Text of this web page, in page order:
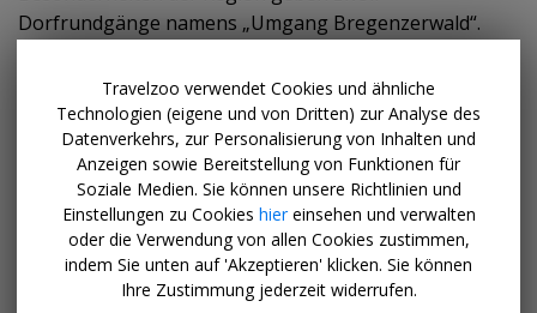
Dorfrundgänge namens „Umgang Bregenzerwald“.
Familienurlaub auf dem Bauernhof
Etwas Besonderes ist auch ein Urlaub auf dem
Bauernhof, der für viele Städter ein willkommenes
Kontrastprogramm zum hektischen Alltag und für
Kinder oft die einzige Gelegenheit ist, mit Tieren
hautnah in Berührung zu kommen. Urlaubsgäste
können nirgendwo sonst so intensiv am Leben der
Travelzoo verwendet Cookies und ähnliche
Technologien (eigene und von Dritten) zur Analyse des
Datenverkehrs, zur Personalisierung von Inhalten und
Anzeigen sowie Bereitstellung von Funktionen für
Soziale Medien. Sie können unsere Richtlinien und
Einstellungen zu Cookies hiereinsehen und verwalten
oder die Verwendung von allen Cookies zustimmen,
indem Sie unten auf 'Akzeptieren' klicken. Sie können
Ihre Zustimmung jederzeit widerrufen.